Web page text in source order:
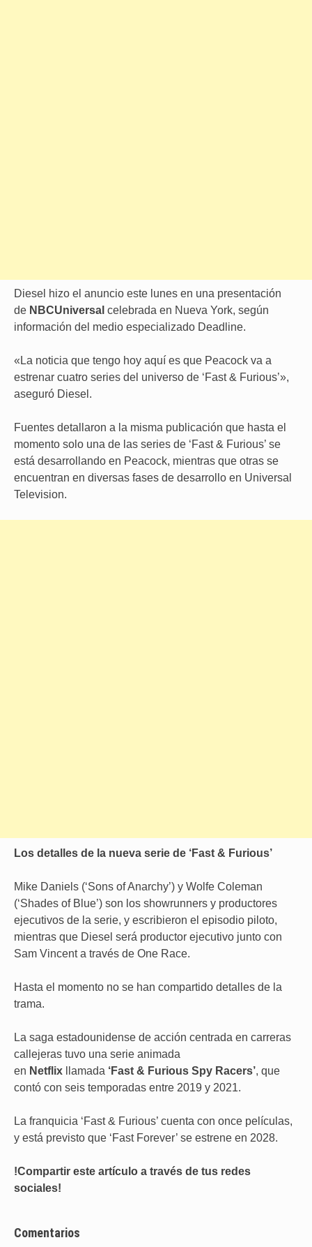
Diesel hizo el anuncio este lunes en una presentación
de NBCUniversal celebrada en Nueva York, según
información del medio especializado Deadline.
«La noticia que tengo hoy aquí es que Peacock va a
estrenar cuatro series del universo de ‘Fast & Furious’»,
aseguró Diesel.
Fuentes detallaron a la misma publicación que hasta el
momento solo una de las series de ‘Fast & Furious’ se
está desarrollando en Peacock, mientras que otras se
encuentran en diversas fases de desarrollo en Universal
Television.
Los detalles de la nueva serie de ‘Fast & Furious’
Mike Daniels (‘Sons of Anarchy’) y Wolfe Coleman
(‘Shades of Blue’) son los showrunners y productores
ejecutivos de la serie, y escribieron el episodio piloto,
mientras que Diesel será productor ejecutivo junto con
Sam Vincent a través de One Race.
Hasta el momento no se han compartido detalles de la
trama.
La saga estadounidense de acción centrada en carreras
callejeras tuvo una serie animada
en Netflix llamada ‘Fast & Furious Spy Racers’, que
contó con seis temporadas entre 2019 y 2021.
La franquicia ‘Fast & Furious’ cuenta con once películas,
y está previsto que ‘Fast Forever’ se estrene en 2028.
!Compartir este artículo a través de tus redes
sociales!
Comentarios